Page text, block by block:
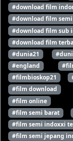
#download film
#download film semi
#download film sub
#download film
#dunia21
#england
#filmbioskop21
#film download
#film online
#film semi barat
#film semi indoxxi
#film semi jepang